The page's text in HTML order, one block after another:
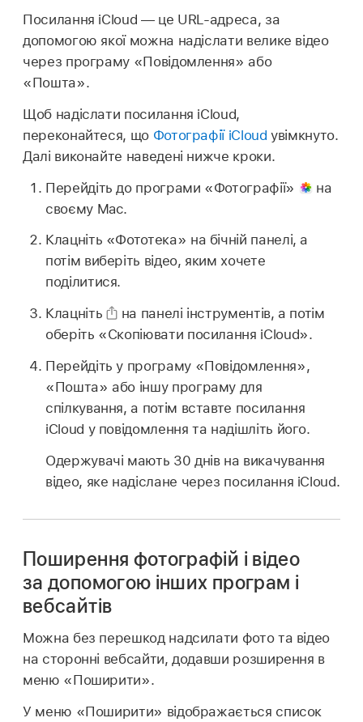
Посилання iCloud — це URL-адреса, за
допомогою якої можна надіслати велике відео
через програму «Повідомлення» або
«Пошта».
Щоб надіслати посилання iCloud,
переконайтеся, що Фотографії iCloud увімкнуто.
Далі виконайте наведені нижче кроки.
Перейдіть до програми «Фотографії»
на
своєму Mac.
Клацніть «Фототека» на бічній панелі, а
потім виберіть відео, яким хочете
поділитися.
Клацніть
на панелі інструментів, а потім
оберіть «Скопіювати посилання iCloud».
Перейдіть у програму «Повідомлення»,
«Пошта» або іншу програму для
спілкування, а потім вставте посилання
iCloud у повідомлення та надішліть його.
Одержувачі мають 30 днів на викачування
відео, яке надіслане через посилання iCloud.
Поширення фотографій і відео
за допомогою інших програм і
вебсайтів
Можна без перешкод надсилати фото та відео
на сторонні вебсайти, додавши розширення в
меню «Поширити».
У меню «Поширити» відображається список